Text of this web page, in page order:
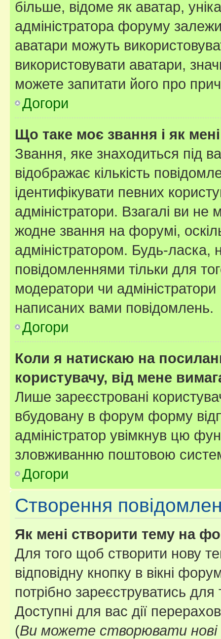
більше, відоме як аватар,
адміністратора форуму
аватари можуть
використовувати аватари,
можете запитати його про
Догори
Що таке моє звання і як
Звання, яке знаходиться під
відображає кількість
ідентифікувати певних
адміністратори. Взагалі ви
жодне звання на форумі,
адміністратором. Будь-
повідомленнями тільки для
модератори чи
написаних вами повідомлень.
Догори
Коли я натискаю на
користувачу, від мене
Лише зареєстровані
вбудовану в форум форму
адміністратор увімкнув цю
зловживанню поштовою
Догори
Створення
Як мені створити тему на
Для того щоб створити нову
відповідну кнопку в вікні
потрібно зареєструватись
Доступні для вас дії
(Ви можете створювати